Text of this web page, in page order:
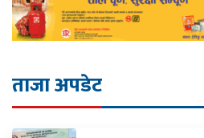
ताजा अपडेट